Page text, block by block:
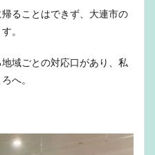
ることはできず、大連市の
。
域ごとの対応口があり、私
へ。